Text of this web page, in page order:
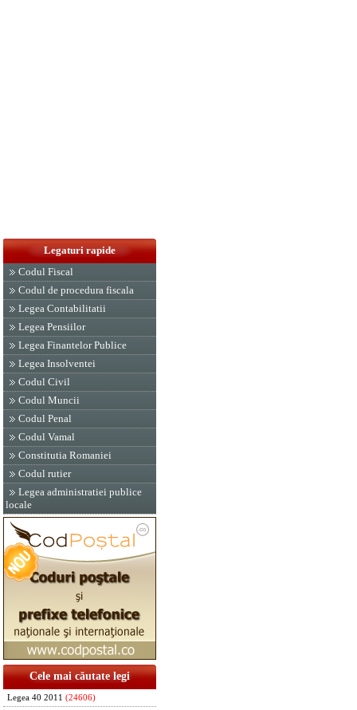
Legaturi rapide
Codul Fiscal
Codul de procedura fiscala
Legea Contabilitatii
Legea Pensiilor
Legea Finantelor Publice
Legea Insolventei
Codul Civil
Codul Muncii
Codul Penal
Codul Vamal
Constitutia Romaniei
Codul rutier
Legea administratiei publice
locale
Cele mai căutate legi
Legea 40 2011 (24606)